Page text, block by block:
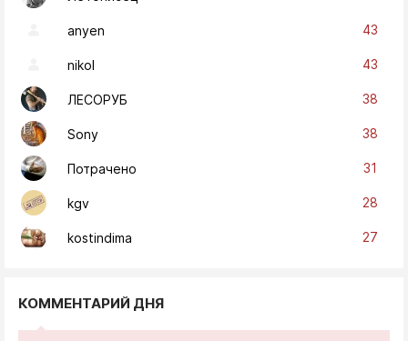
anyen 43
nikol 43
ЛЕСОРУБ 38
Sony 38
Потрачено 31
kgv 28
kostindima 27
КОММЕНТАРИЙ ДНЯ